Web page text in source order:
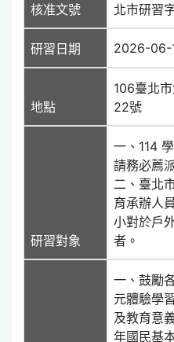
核准文號 北市研習
研習日期 2026-06-
地點
106臺北
22號
研習對象
一、114
請務必薦
二、臺北
育承辦人
小對於戶
者。
一、鼓勵
元體驗學
及教育意
年國民基